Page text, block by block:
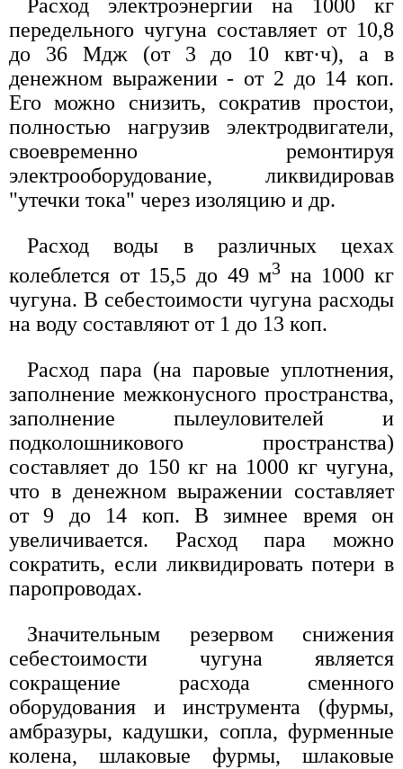
Расход электроэнергии на 1000 кг
передельного чугуна составляет от 10,8
до 36 Мдж (от 3 до 10 квт·ч), а в
денежном выражении - от 2 до 14 коп.
Его можно снизить, сократив простои,
полностью нагрузив электродвигатели,
своевременно ремонтируя
электрооборудование, ликвидировав
"утечки тока" через изоляцию и др.
Расход воды в различных цехах
колеблется от 15,5 до 49 м3 на 1000 кг
чугуна. В себестоимости чугуна расходы
на воду составляют от 1 до 13 коп.
Расход пара (на паровые уплотнения,
заполнение межконусного пространства,
заполнение пылеуловителей и
подколошникового пространства)
составляет до 150 кг на 1000 кг чугуна,
что в денежном выражении составляет
от 9 до 14 коп. В зимнее время он
увеличивается. Расход пара можно
сократить, если ликвидировать потери в
паропроводах.
Значительным резервом снижения
себестоимости чугуна является
сокращение расхода сменного
оборудования и инструмента (фурмы,
амбразуры, кадушки, сопла, фурменные
колена, шлаковые фурмы, шлаковые